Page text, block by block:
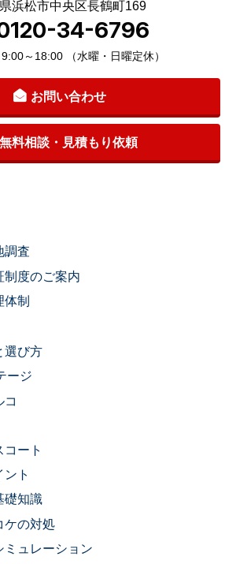
浜松市中央区長鶴町169
34-6796
～18:00 （水曜・日曜定休）
お問い合わせ
無料相談・見積もり依頼
調査
制度のご案内
制
選び方
ージ
コ
コート
ント
礎知識
ケの対処
ミュレーション